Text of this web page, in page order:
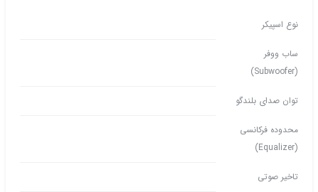
نوع اسپیکر
ساب ووفر
(Subwoofer)
توان صدای بلندگو
محدوده فرکانسی
(Equalizer)
تاخیر صوتی